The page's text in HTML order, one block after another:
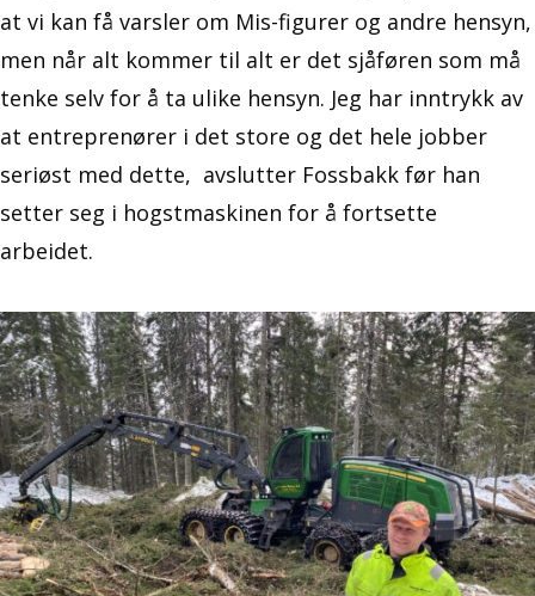
at vi kan få varsler om Mis-figurer og andre hensyn,
men når alt kommer til alt er det sjåføren som må
tenke selv for å ta ulike hensyn. Jeg har inntrykk av
at entreprenører i det store og det hele jobber
seriøst med dette, avslutter Fossbakk før han
setter seg i hogstmaskinen for å fortsette
arbeidet.